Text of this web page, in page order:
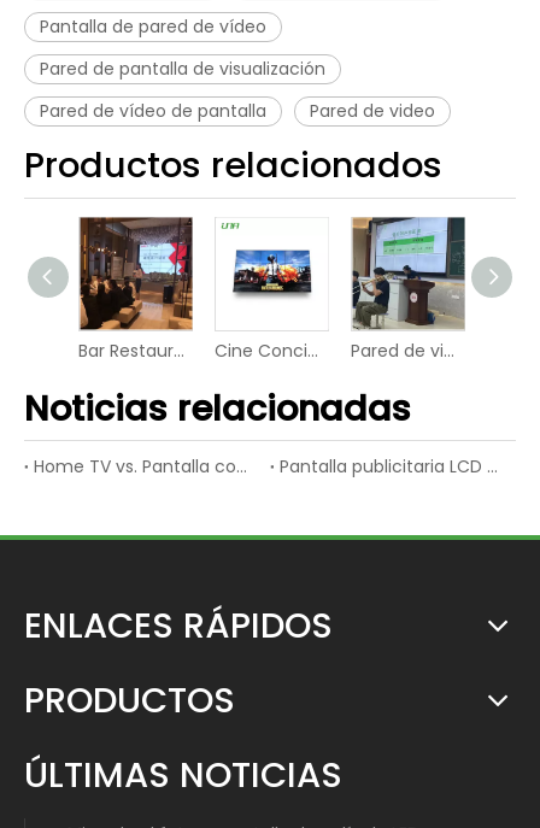
Pantalla de pared de vídeo
Pared de pantalla de visualización
Pared de vídeo de pantalla
Pared de video
Productos relacionados
Bar Restaurante Pared Pantalla de vídeo LED Pared de visualización Cine Concierto Pantalla LCD Panel LED Video Wall Pared de video LED para tienda de escenario inteligente de universidad interior
Noticias relacionadas
Home TV vs. Pantalla comercial LCD Pantalla publicitaria LCD vs. Pantalla publicitaria LED
ENLACES RÁPIDOS
PRODUCTOS
ÚLTIMAS NOTICIAS